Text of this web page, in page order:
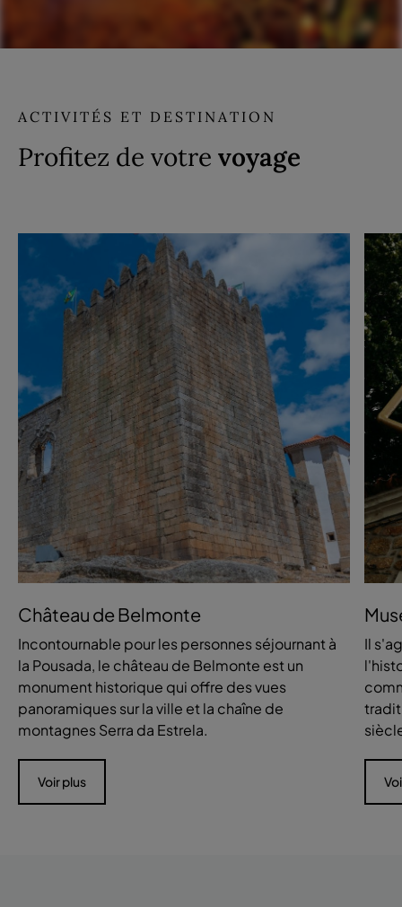
ACTIVITÉS ET DESTINATION
Profitez de votre voyage
Château de Belmonte
Incontournable pour les personnes séjournant à
la Pousada, le château de Belmonte est un
monument historique qui offre des vues
panoramiques sur la ville et la chaîne de
montagnes Serra da Estrela.
Voir plus
Il